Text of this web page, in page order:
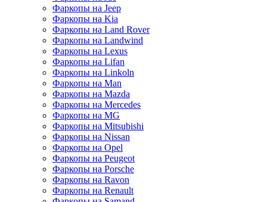
Фаркопы на Jeep
Фаркопы на Kia
Фаркопы на Land Rover
Фаркопы на Landwind
Фаркопы на Lexus
Фаркопы на Lifan
Фаркопы на Linkoln
Фаркопы на Man
Фаркопы на Mazda
Фаркопы на Mercedes
Фаркопы на MG
Фаркопы на Mitsubishi
Фаркопы на Nissan
Фаркопы на Opel
Фаркопы на Peugeot
Фаркопы на Porsche
Фаркопы на Ravon
Фаркопы на Renault